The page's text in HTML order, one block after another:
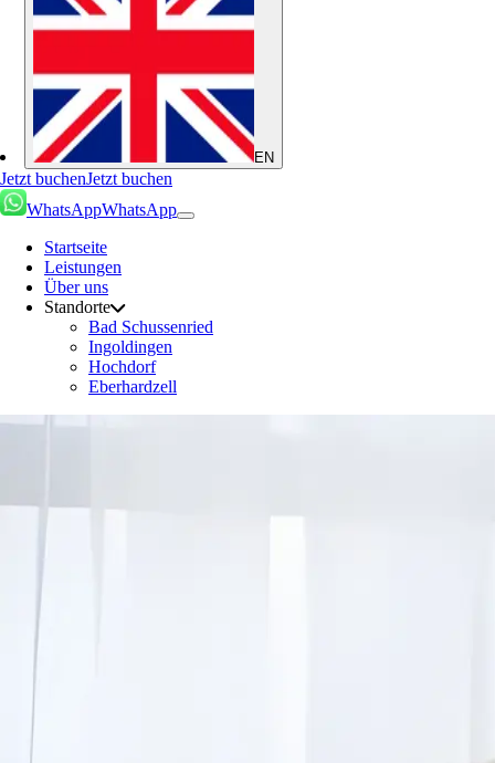
EN
Jetzt buchenJetzt buchen
WhatsAppWhatsApp
Startseite
Leistungen
Über uns
Standorte
Bad Schussenried
Ingoldingen
Hochdorf
Eberhardzell